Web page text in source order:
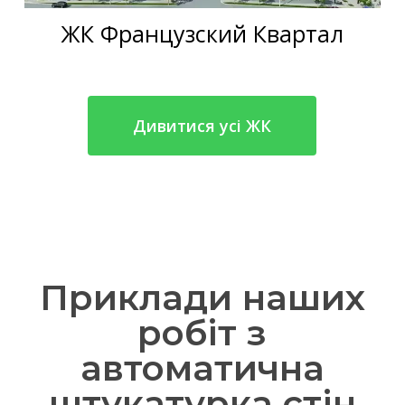
ЖК Французский Квартал
Дивитися усі ЖК
Приклади наших
робіт з
автоматична